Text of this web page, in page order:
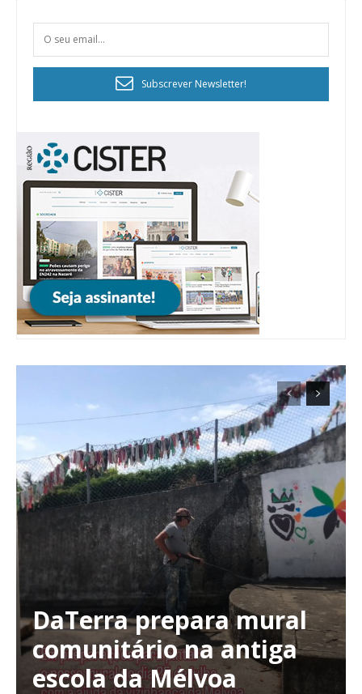
Planos de Assinatura
Faça-se assinante do Região de Cister e ajude-nos a manter este serviço
Subscrever Newsletter!
DaTerra prepara mural
comunitário na antiga
escola da Mélvoa